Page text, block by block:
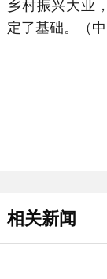
乡村振兴大业
定了基础。（
相关新闻